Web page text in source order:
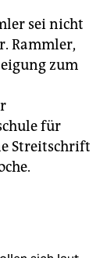
sei nicht
Rammler,
zum
für
Streitschrift